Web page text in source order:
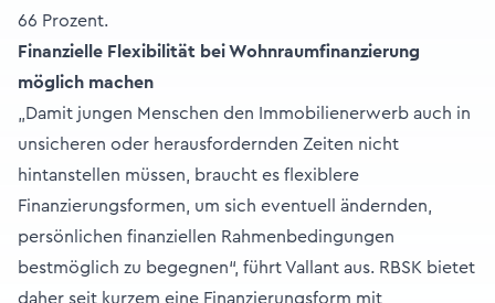
66 Prozent.
Finanzielle Flexibilität bei Wohnraumfinanzierung
möglich machen
„Damit jungen Menschen den Immobilienerwerb auch in
unsicheren oder herausfordernden Zeiten nicht
hintanstellen müssen, braucht es flexiblere
Finanzierungsformen, um sich eventuell ändernden,
persönlichen finanziellen Rahmenbedingungen
bestmöglich zu begegnen“, führt Vallant aus. RBSK bietet
daher seit kurzem eine Finanzierungsform mit